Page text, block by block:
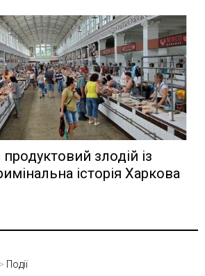
злодій із
історія Харкова
> Події